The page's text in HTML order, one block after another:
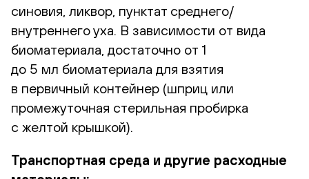
синовия, ликвор, пунктат среднего/
внутреннего уха. В зависимости от вида
биоматериала, достаточно от 1
до 5 мл биоматериала для взятия
в первичный контейнер (шприц или
промежуточная стерильная пробирка
с желтой крышкой).
Транспортная среда и другие расходные